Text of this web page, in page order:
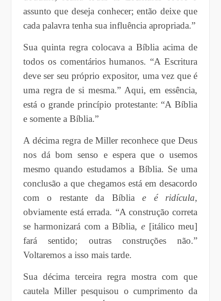
assunto que deseja conhecer; então deixe que
cada palavra tenha sua influência apropriada.”
Sua quinta regra colocava a Bíblia acima de
todos os comentários humanos. “A Escritura
deve ser seu próprio expositor, uma vez que é
uma regra de si mesma.” Aqui, em essência,
está o grande princípio protestante: “A Bíblia
e somente a Bíblia.”
A décima regra de Miller reconhece que Deus
nos dá bom senso e espera que o usemos
mesmo quando estudamos a Bíblia. Se uma
conclusão a que chegamos está em desacordo
com o restante da Bíbliae é ridícula,
obviamente está errada. “A construção correta
se harmonizará com a Bíblia, e [itálico meu]
fará sentido; outras construções não.”
Voltaremos a isso mais tarde.
Sua décima terceira regra mostra com que
cautela Miller pesquisou o cumprimento da